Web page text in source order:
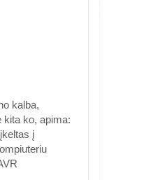
kalba,
kita ko, apima:
į